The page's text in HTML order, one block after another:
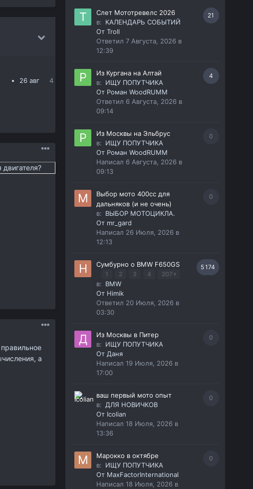
26 авг 4
а
21
Слет Мототревелс 2026
в: КАЛЕНДАРЬ СОБЫТИЙ
От Troll
Ответил 7 Августа, 2026 в
12:39
4
Из Кургана на Алтай
в: ИЩУ ПОПУТЧИКА
От Роман WoodRUMM
Ответил 6 Августа, 2026 в
09:14
0
Из Москвы на Эльбрус
в: ИЩУ ПОПУТЧИКА
От Роман WoodRUMM
Написал 6 Августа, 2026 в
09:13
0
Выбор мото 400сс для
дальняков (и не очень)
в: ВЫБОР МОТОЦИКЛА.
От mr_gard
Написал 26 Июля, 2026 в
12:13
5 174
Сумбурно о BMW F650GS
1 2 3 4 207
в: BMW
От Himik
Ответил 20 Июля, 2026 в
03:30
0
Из Москвы в Питер
в: ИЩУ ПОПУТЧИКА
От Даня
Написал 19 Июля, 2026 в
17:00
0
ваш первый мото опыт
в: ДЛЯ НОВИЧКОВ
От Icolian
Написал 18 Июля, 2026 в
13:36
0
Марокко в октябре
в: ИЩУ ПОПУТЧИКА
От MaxFactorInternational
Написал 18 Июля, 2026 в